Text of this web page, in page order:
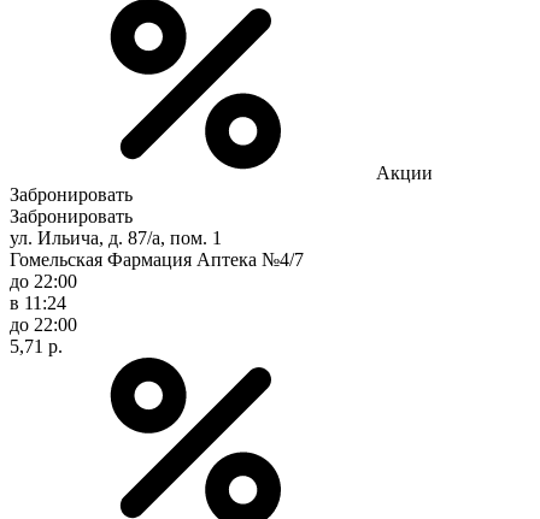
Акции
Забронировать
Забронировать
ул. Ильича, д. 87/а, пом. 1
Гомельская Фармация Аптека №4/7
до 22:00
в 11:24
до 22:00
5,71 р.